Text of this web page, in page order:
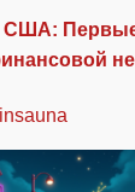
США: